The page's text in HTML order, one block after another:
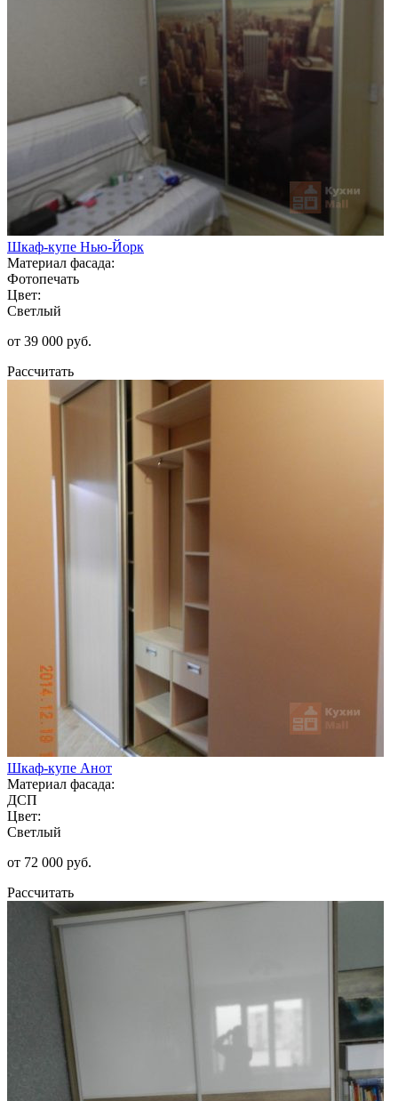
Шкаф-купе Нью-Йорк
Материал фасада:
Фотопечать
Цвет:
Светлый
от 39 000 руб.
Рассчитать
Шкаф-купе Анот
Материал фасада:
ДСП
Цвет:
Светлый
от 72 000 руб.
Рассчитать